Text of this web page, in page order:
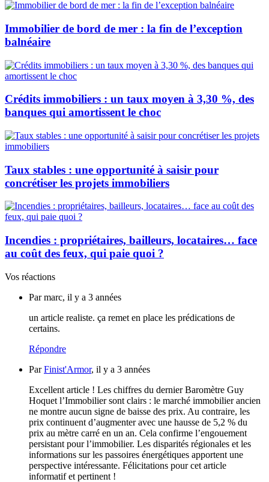
Immobilier de bord de mer : la fin de l’exception
balnéaire
Crédits immobiliers : un taux moyen à 3,30 %, des
banques qui amortissent le choc
Taux stables : une opportunité à saisir pour
concrétiser les projets immobiliers
Incendies : propriétaires, bailleurs, locataires… face
au coût des feux, qui paie quoi ?
Vos réactions
Par marc, il y a 3 années
un article realiste. ça remet en place les prédications de
certains.
Répondre
ParFinist'Armor, il y a 3 années
Excellent article ! Les chiffres du dernier Baromètre Guy
Hoquet l’Immobilier sont clairs : le marché immobilier ancien
ne montre aucun signe de baisse des prix. Au contraire, les
prix continuent d’augmenter avec une hausse de 5,2 % du
prix au mètre carré en un an. Cela confirme l’engouement
persistant pour l’immobilier. Les disparités régionales et les
informations sur les passoires énergétiques apportent une
perspective intéressante. Félicitations pour cet article
informatif et pertinent !